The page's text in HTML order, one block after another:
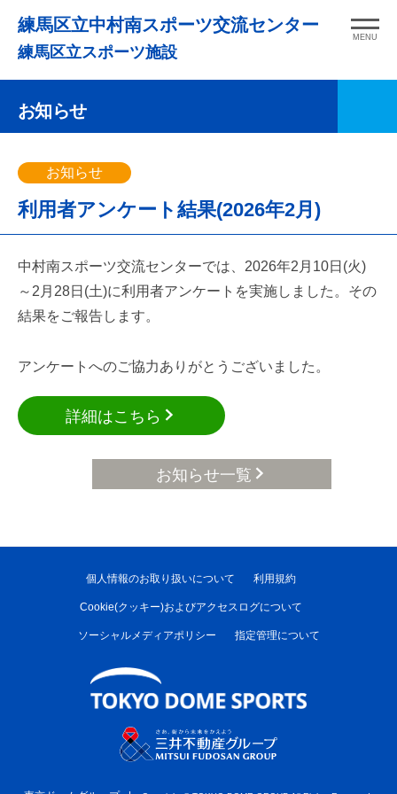
へ
プ
練馬区立中村南スポーツ交流センター
練馬区立スポーツ施設
MENU
お知らせ
お知らせ
利用者アンケート結果(2026年2月)
中村南スポーツ交流センターでは、2026年2月10日(火)
～2月28日(土)に利用者アンケートを実施しました。その
結果をご報告します。
アンケートへのご協力ありがとうございました。
詳細はこちら
お知らせ一覧
個人情報のお取り扱いについて 利用規約
Cookie(クッキー)およびアクセスログについて
ソーシャルメディアポリシー 指定管理について